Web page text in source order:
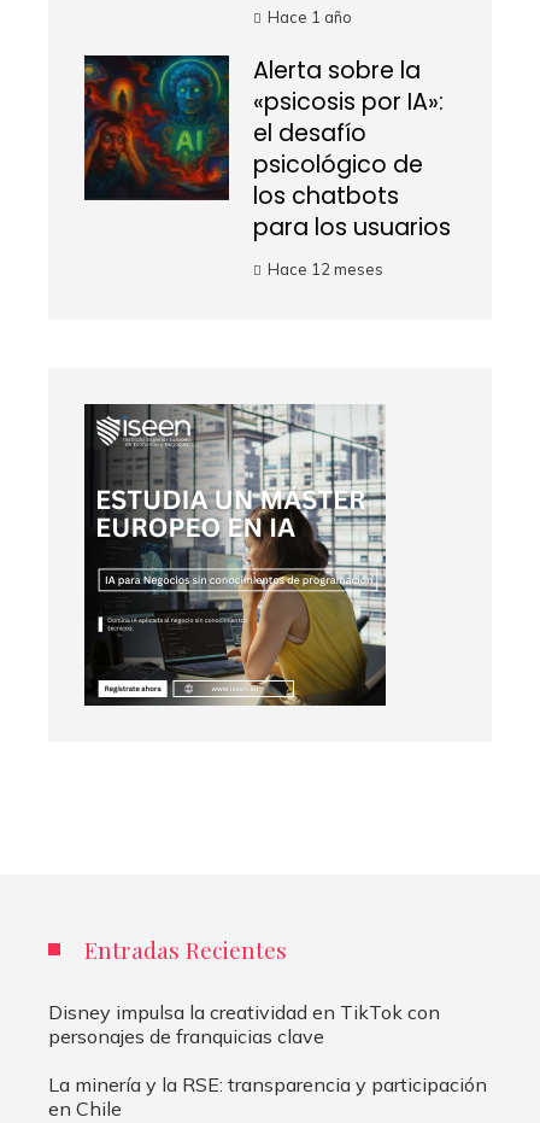
Hace 1 año
Alerta sobre la
«psicosis por IA»:
el desafío
psicológico de
los chatbots
para los usuarios
Hace 12 meses
Entradas Recientes
Disney impulsa la creatividad en TikTok con
personajes de franquicias clave
La minería y la RSE: transparencia y participación
en Chile